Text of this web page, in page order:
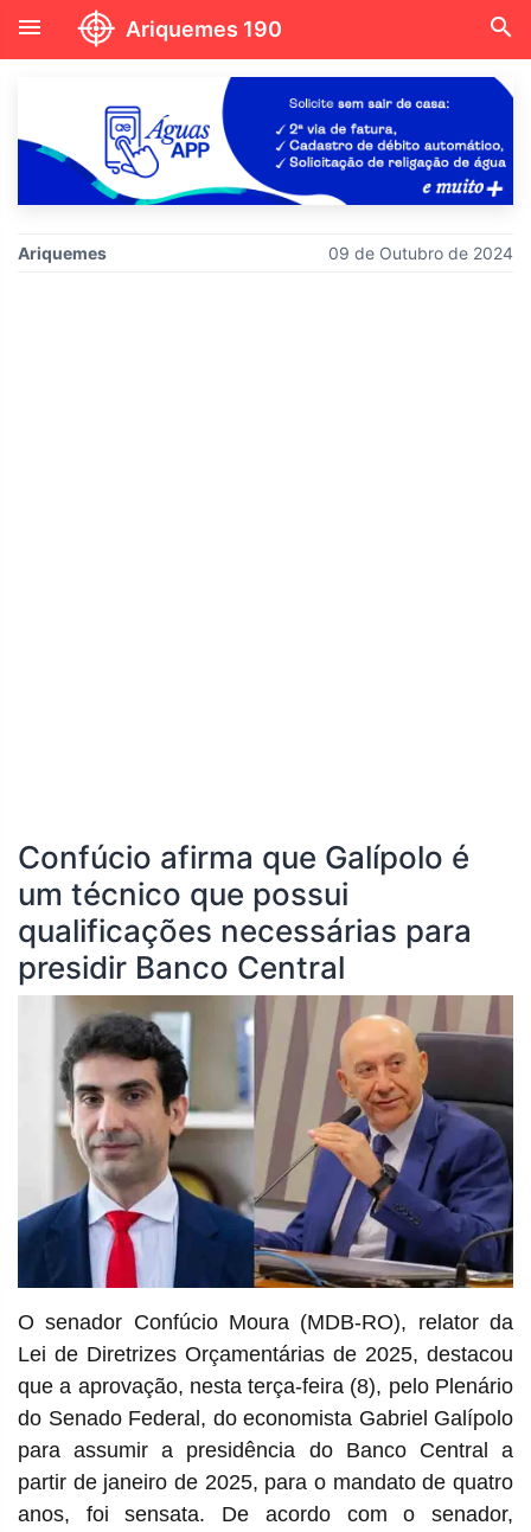
menu Ariquemes 190 search
Ariquemes 09 de Outubro de 2024
Confúcio afirma que Galípolo é
um técnico que possui
qualificações necessárias para
presidir Banco Central
O senador Confúcio Moura (MDB-RO), relator da
Lei de Diretrizes Orçamentárias de 2025, destacou
que a aprovação, nesta terça-feira (8), pelo Plenário
do Senado Federal, do economista Gabriel Galípolo
para assumir a presidência do Banco Central a
partir de janeiro de 2025, para o mandato de quatro
anos, foi sensata. De acordo com o senador,